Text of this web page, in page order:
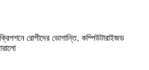
রোগীদের ভোগান্তি, কম্পিউটারাইজড